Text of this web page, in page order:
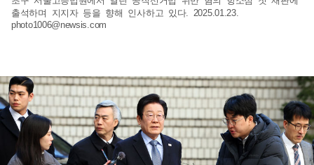
출석하며 지지자 등을 향해 인사하고 있다. 2025.01.23.
photo1006@newsis.com